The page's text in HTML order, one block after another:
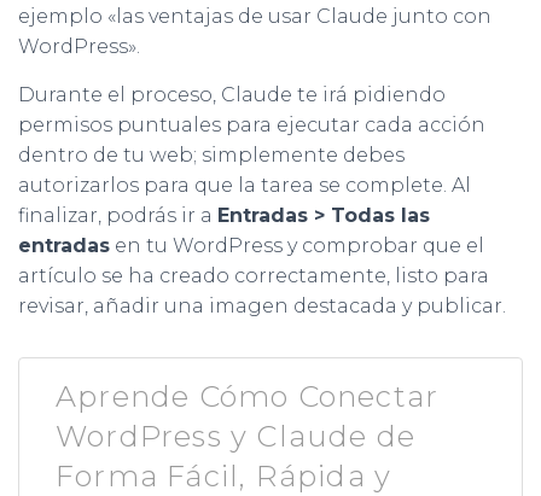
ejemplo «las ventajas de usar Claude junto con
WordPress».
Durante el proceso, Claude te irá pidiendo
permisos puntuales para ejecutar cada acción
dentro de tu web; simplemente debes
autorizarlos para que la tarea se complete. Al
finalizar, podrás ir a Entradas > Todas las
entradas en tu WordPress y comprobar que el
artículo se ha creado correctamente, listo para
revisar, añadir una imagen destacada y publicar.
Aprende Cómo Conectar
WordPress y Claude de
Forma Fácil, Rápida y